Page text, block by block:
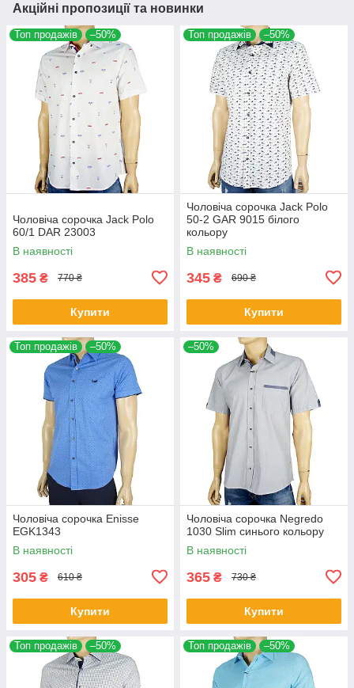
Акційні пропозиції та новинки
Топ продажів –50%
Чоловіча сорочка Jack Polo
60/1 DAR 23003
В наявності
385 ₴ 770 ₴
Купити
Топ продажів –50%
Чоловіча сорочка Jack Polo
50-2 GAR 9015 білого
кольору
В наявності
345 ₴ 690 ₴
Купити
Топ продажів –50%
Чоловіча сорочка Еnisse
EGK1343
В наявності
305 ₴ 610 ₴
Купити
–50%
Чоловіча сорочка Negredo
1030 Slim синього кольору
В наявності
365 ₴ 730 ₴
Купити
Топ продажів –50% Топ продажів –50%